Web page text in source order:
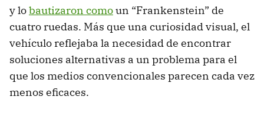
y lobautizaron comoun “Frankenstein” de
cuatro ruedas. Más que una curiosidad visual, el
vehículo reflejaba la necesidad de encontrar
soluciones alternativas a un problema para el
que los medios convencionales parecen cada vez
menos eficaces.